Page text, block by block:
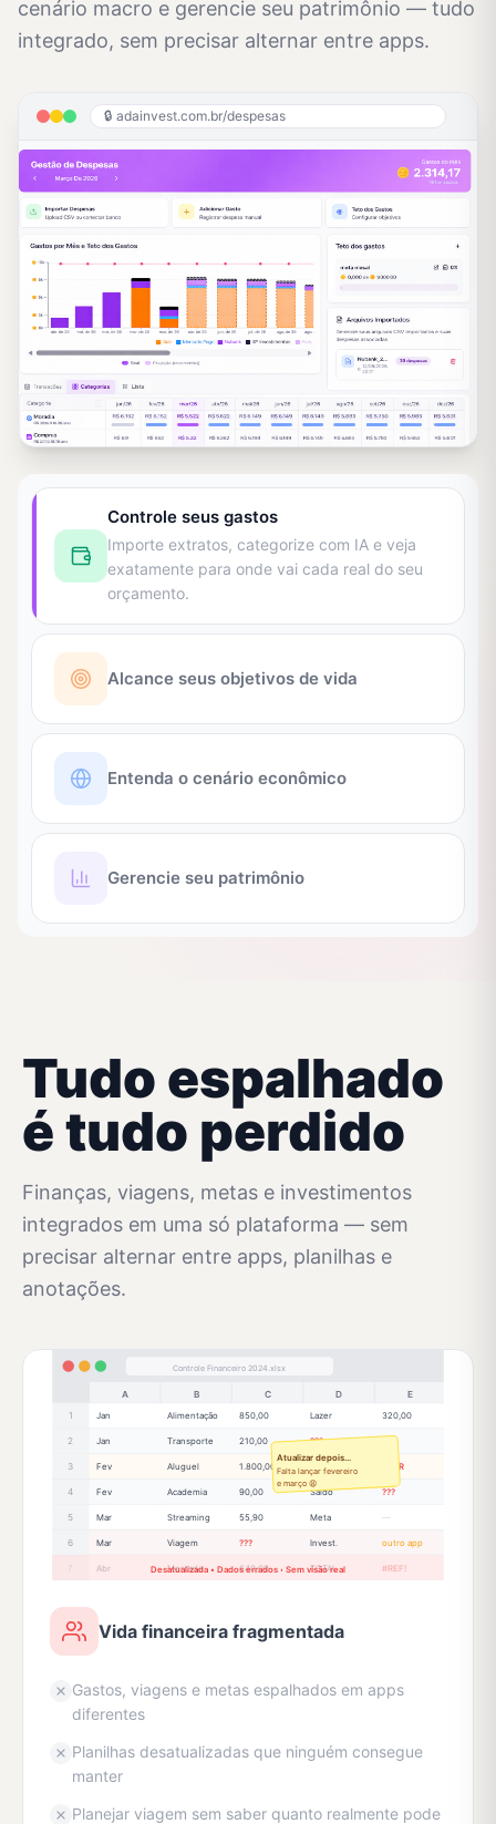
cenário macro e gerencie seu patrimônio — tudo
integrado, sem precisar alternar entre apps.
🔒 adainvest.com.br/despesas
Controle seus gastos
Importe extratos, categorize com IA e veja
exatamente para onde vai cada real do seu
orçamento.
Alcance seus objetivos de vida
Entenda o cenário econômico
Gerencie seu patrimônio
Tudo espalhado
é tudo perdido
Finanças, viagens, metas e investimentos
integrados em uma só plataforma — sem
precisar alternar entre apps, planilhas e
anotações.
Controle Financeiro 2024.xlsx
A B C D
E
1
Jan Alimentação 850,00 Lazer 320,00
2 Jan Transporte 210,00 ??? —
3 Fev Aluguel 1.800,00 Total #ERR
4 Fev Academia 90,00 Saldo ???
5 Mar Streaming 55,90 Meta —
6 Mar Viagem ??? Invest. outro app
Abr Mercado 640,00 TOTAL #REF!
Atualizar depois...
Falta lançar fevereiro
e março 😩
Desatualizada • Dados errados • Sem visão real
Vida financeira fragmentada
Gastos, viagens e metas espalhados em apps
diferentes
Planilhas desatualizadas que ninguém consegue
manter
Planejar viagem sem saber quanto realmente pode